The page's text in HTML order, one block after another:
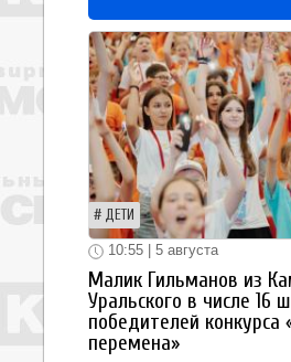
ДЕТИ
10:55 | 5 августа
Малик Гильманов из
Уральского в числе 16
победителей конкурса
перемена»